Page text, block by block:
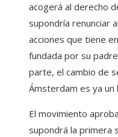
acogerá al derecho
supondría renunciar
acciones que tiene
fundada por su
parte, el cambio de
Ámsterdam es ya un
El movimiento
supondrá la primera